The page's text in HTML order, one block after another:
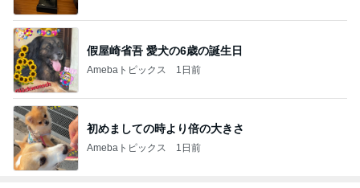
假屋崎省吾 愛犬の6歳の誕生日
Amebaトピックス 1日前
初めましての時より倍の大きさ
Amebaトピックス 1日前